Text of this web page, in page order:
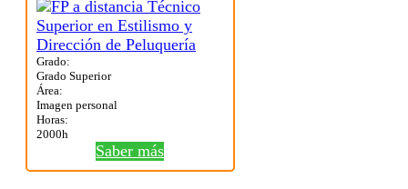
Grado:
Grado Superior
Área:
Imagen personal
Horas:
2000h
Saber más